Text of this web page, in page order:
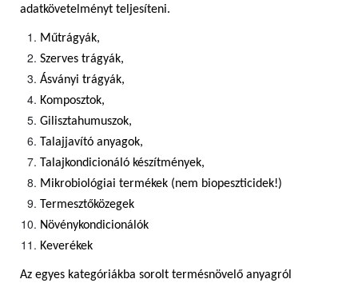
adatkövetelményt teljesíteni.
Műtrágyák,
Szerves trágyák,
Ásványi trágyák,
Komposztok,
Gilisztahumuszok,
Talajjavító anyagok,
Talajkondicionáló készítmények,
Mikrobiológiai termékek (nem biopeszticidek!)
Termesztőközegek
Növénykondicionálók
Keverékek
Az egyes kategóriákba sorolt termésnövelő anyagról